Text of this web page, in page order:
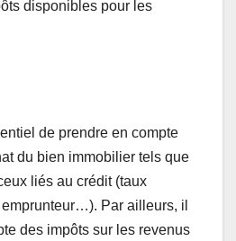
disponibles pour les
de prendre en compte
du bien immobilier tels que
liés au crédit (taux
emprunteur…). Par ailleurs, il
des impôts sur les revenus